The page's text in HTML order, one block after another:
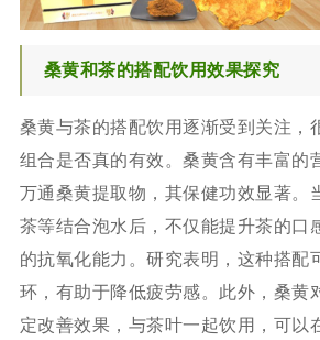
桑黄和茶的搭配饮用效果探究
桑黄与茶的搭配饮用逐渐受到关注，
组合是否真的有效。桑黄含有丰富的
万通桑黄提取物，其保健功效显著。
茶等结合泡水后，不仅能提升茶的口
的抗氧化能力。研究表明，这种搭配
环，有助于降低疲劳感。此外，桑黄
定改善效果，与茶叶一起饮用，可以